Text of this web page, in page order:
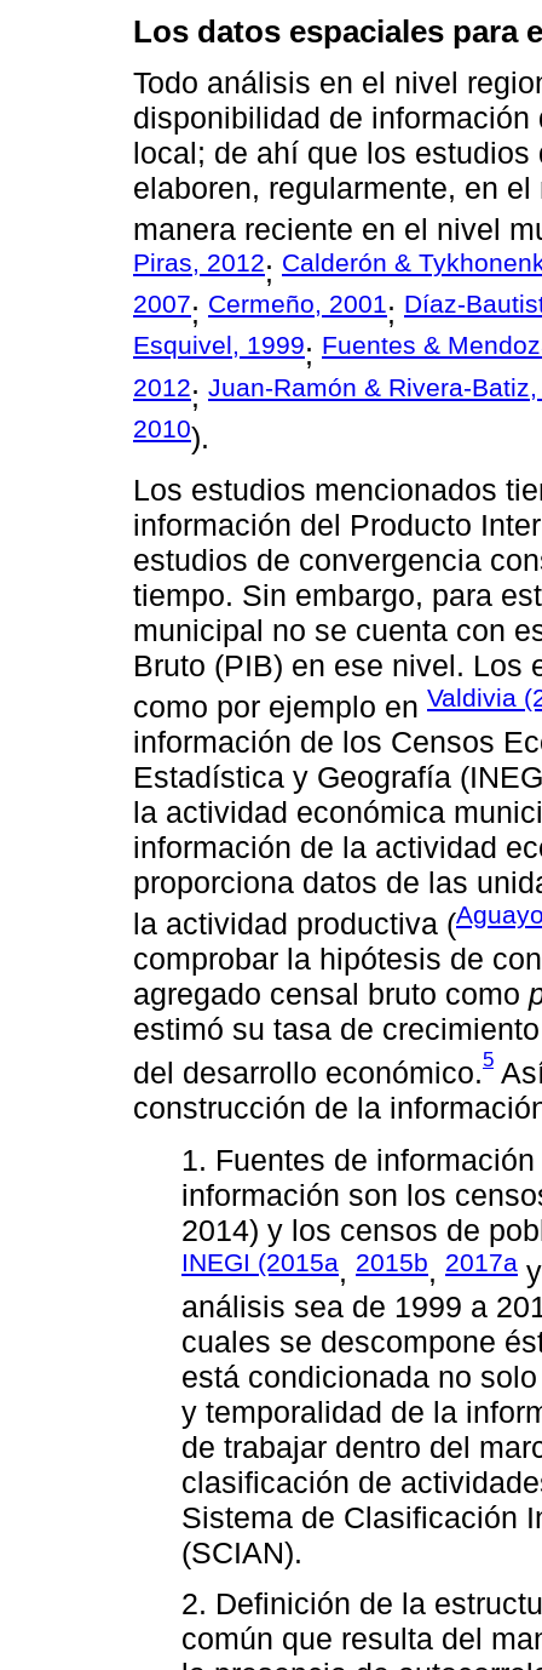
Los datos espaciales para
Todo análisis en el nivel
disponibilidad de
local; de ahí que los
elaboren, regularmente, en
manera reciente en el nivel
Piras, 2012; Calderón &
2007; Cermeño, 2001; Díaz-
Esquivel, 1999; Fuentes &
2012; Juan-Ramón & Rivera-
2010).
Los estudios mencionados
información del Producto
estudios de convergencia
tiempo. Sin embargo, para
municipal no se cuenta con
Bruto (PIB) en ese nivel. Los
como por ejemplo en Valdivia
información de los Censos
Estadística y Geografía
la actividad económica
información de la actividad
proporciona datos de las
la actividad productiva (
comprobar la hipótesis de
agregado censal bruto como
estimó su tasa de
del desarrollo económico.5
construcción de la
1. Fuentes de
información son los
2014) y los censos de
INEGI (2015a, 2015b, 2017a
análisis sea de 1999 a
cuales se descompone
está condicionada no
y temporalidad de la
de trabajar dentro del
clasificación de
Sistema de Clasificación
(SCIAN).
2. Definición de la
común que resulta del